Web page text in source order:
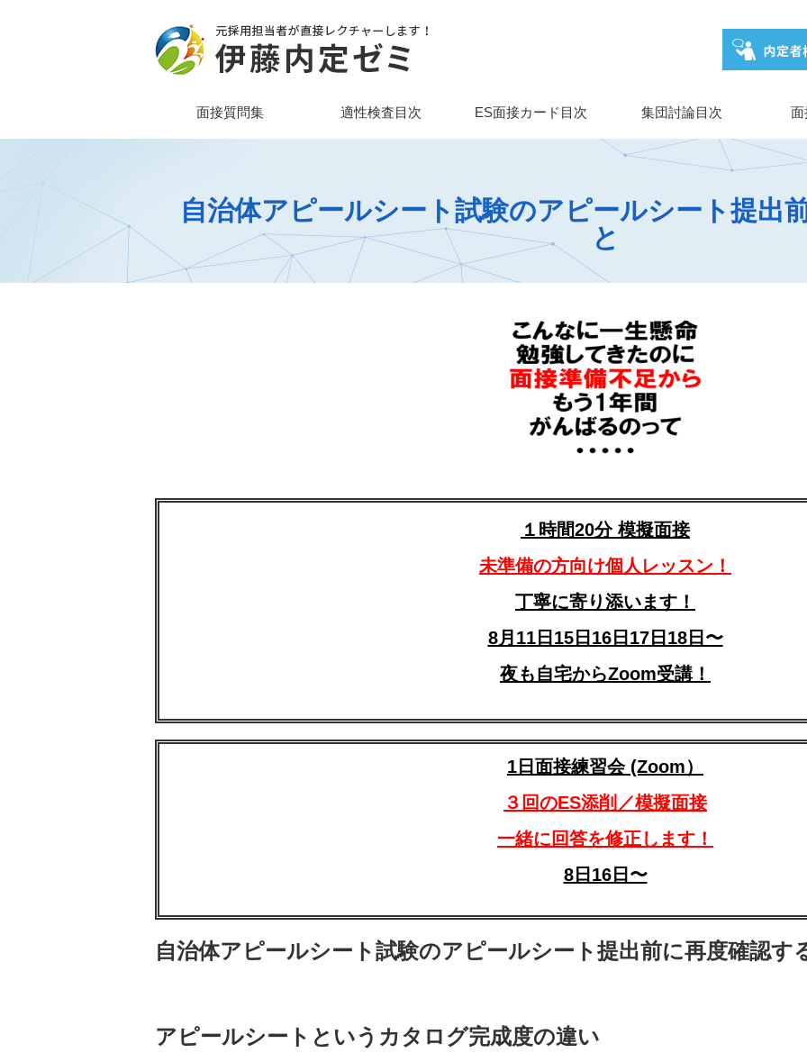
面接質問集 適性検査目次 ES面接カード目次 集団討論目次 面
自治体アピールシート試験のアピールシート提出
と
１時間20分 模擬面接
未準備の方向け個人レッスン！
丁寧に寄り添います！
8月11日15日16日17日18日〜
夜も自宅からZoom受講！
1日面接練習会 (Zoom）
３回のES添削／模擬面接
一緒に回答を修正します！
8日16日〜
自治体アピールシート試験のアピールシート提出前に再度確認す
アピールシートというカタログ完成度の違い